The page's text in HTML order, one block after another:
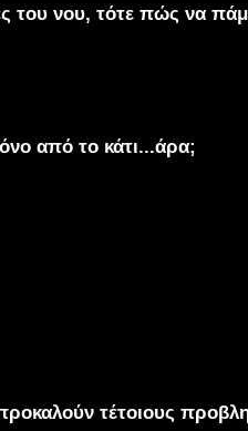
του νου, τότε πώς να
από το κάτι...άρα;
τέτοιους